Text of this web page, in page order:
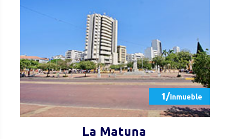
1/inmueble
La Matuna